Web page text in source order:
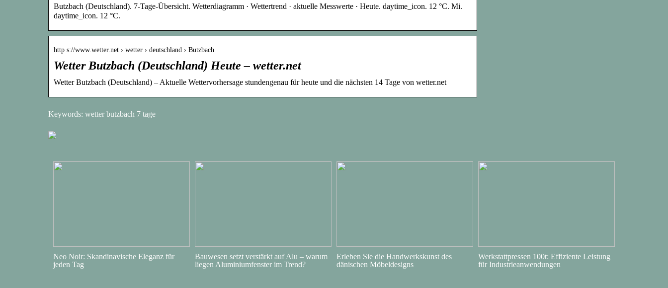
Butzbach (Deutschland). 7-Tage-Übersicht. Wetterdiagramm · Wettertrend · aktuelle Messwerte · Heute. daytime_icon. 12 °C. Mi.
daytime_icon. 12 °C.
http s://www.wetter.net › wetter › deutschland › Butzbach
Wetter Butzbach (Deutschland) Heute – wetter.net
Wetter Butzbach (Deutschland) – Aktuelle Wettervorhersage stundengenau für heute und die nächsten 14 Tage von wetter.net
Keywords: wetter butzbach 7 tage
Neo Noir: Skandinavische Eleganz für
jeden Tag
Bauwesen setzt verstärkt auf Alu – warum
liegen Aluminiumfenster im Trend?
Erleben Sie die Handwerkskunst des
dänischen Möbeldesigns
Werkstattpressen 100t: Effiziente Leistung
für Industrieanwendungen